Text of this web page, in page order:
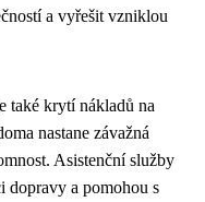
a vyřešit vzniklou
také krytí nákladů na
nastane závažná
Asistenční služby
dopravy a pomohou s